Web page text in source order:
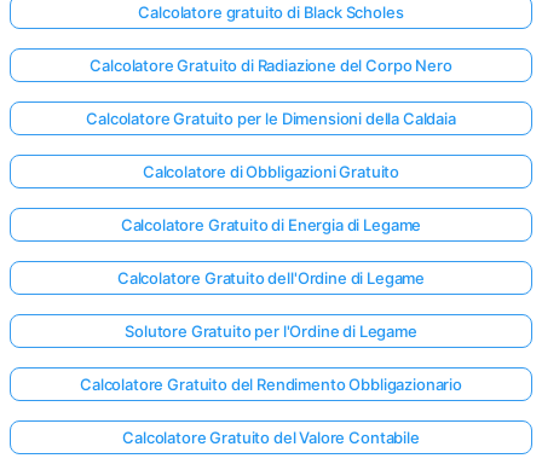
Calcolatore gratuito di Black Scholes
Calcolatore Gratuito di Radiazione del Corpo Nero
Calcolatore Gratuito per le Dimensioni della Caldaia
Calcolatore di Obbligazioni Gratuito
Calcolatore Gratuito di Energia di Legame
Calcolatore Gratuito dell'Ordine di Legame
Solutore Gratuito per l'Ordine di Legame
Calcolatore Gratuito del Rendimento Obbligazionario
Calcolatore Gratuito del Valore Contabile